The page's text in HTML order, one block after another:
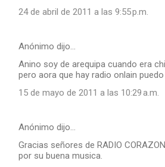
24 de abril de 2011 a las 9:55 p.m.
Anónimo dijo…
Anino soy de arequipa cuando era
pero aora que hay radio onlain
15 de mayo de 2011 a las 10:29 a.m.
Anónimo dijo…
Gracias señores de RADIO
por su buena musica.